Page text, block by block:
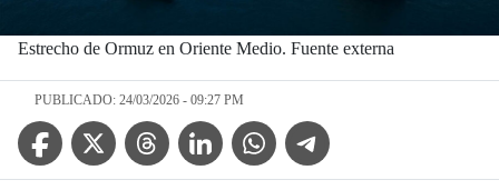
Estrecho de Ormuz en Oriente Medio. Fuente externa
PUBLICADO: 24/03/2026 - 09:27 PM
Facebook IconTwitter IconThreads IconLinkedin IconWhatsApp IconTelegram Icon